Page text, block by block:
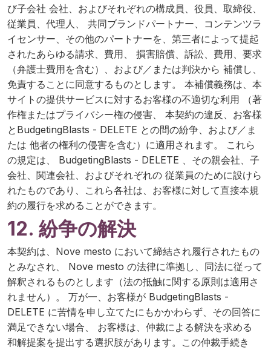
び子会社 会社、およびそれぞれの構成員、役員、取締役、
従業員、代理人、 共同ブランドパートナー、コンテンツラ
イセンサー、その他のパートナーを、第三者によって提起
されたあらゆる請求、費用、 損害賠償、訴訟、費用、要求
（弁護士費用を含む）、および／または判決から 補償し、
免責することに同意するものとします。 本補償義務は、本
サイトの提供サービスに対するお客様の不適切な利用 （著
作権またはプライバシー権の侵害、 本契約の違反、お客様
とBudgetingBlasts - DELETE との間の紛争、および／ま
たは 他者の権利の侵害を含む）に適用されます。 これら
の規定は、 BudgetingBlasts - DELETE 、その親会社、子
会社、関連会社、およびそれぞれの 従業員のために設けら
れたものであり、これら各社は、お客様に対して直接本規
約の履行を求めることができます。
12. 紛争の解決
本契約は、Nove mesto において締結され履行されたもの
とみなされ、 Nove mesto の法律に準拠し、同法に従って
解釈されるものとします（法の抵触に関する原則は適用さ
れません）。 万が一、お客様が BudgetingBlasts -
DELETE に苦情を申し立てたにもかかわらず、その回答に
満足できない場合、 お客様は、仲裁による解決を求める
和解提案を提出する選択肢があります。この仲裁手続き